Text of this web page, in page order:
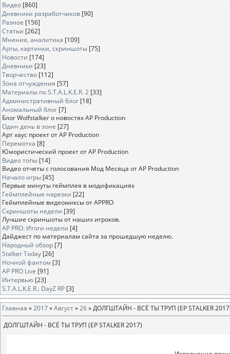
Видео [860]
Дневники разработчиков [90]
Разное [156]
Статьи [262]
Мнения, аналитика [109]
Арты, картинки, скриншоты [75]
Новости [174]
Дневники [23]
Творчество [112]
Зона отчуждения [57]
Материалы по S.T.A.L.K.E.R. 2 [33]
Административный блог [18]
Аномальный блог [7]
Блог Wolfstalker о новостях AP Production
Один день в зоне [27]
Арт хаус проект от AP Production
Перемотка [8]
Юмористический проект от AP Production
Видео топы [14]
Видео отчеты с голосования Мод Месяца от AP Production
Начало игры [45]
Первые минуты геймплея в модификациях
Геймплейные нарезки [22]
Геймплейные видеомиксы от APPRO
Скриншоты недели [39]
Лучшие скриншоты от наших игроков.
AP PRO: Итоги недели [4]
Дайджест по материалам сайта за прошедшую неделю.
Народный обзор [7]
Stalker Today [26]
Ночной фантом [3]
AP PRO Live [91]
Интервью [23]
S.T.A.L.K.E.R.: DayZ RP [3]
Главная »2017»Август»26» ДОЛГШТАЙН - ВСЁ ТЫ ТРУП (EP STALKER
ДОЛГШТАЙН - ВСЁ ТЫ ТРУП (EP STALKER 2017)